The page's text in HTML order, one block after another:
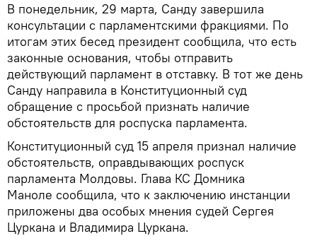
В понедельник, 29 марта, Санду завершила
консультации с парламентскими фракциями. По
итогам этих бесед президент сообщила, что есть
законные основания, чтобы отправить
действующий парламент в отставку. В тот же день
Санду направила в Конституционный суд
обращение с просьбой признать наличие
обстоятельств для роспуска парламента.
Конституционный суд 15 апреля признал наличие
обстоятельств, оправдывающих роспуск
парламента Молдовы. Глава КС Домника
Маноле сообщила, что к заключению инстанции
приложены два особых мнения судей Сергея
Цуркана и Владимира Цуркана.